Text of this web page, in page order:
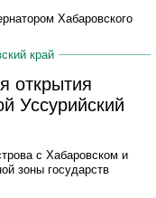
Хабаровского
край
открытия
Уссурийский
с Хабаровском и
зоны государств